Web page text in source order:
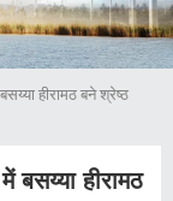
हीरामठ बने श्रेष्ठ
हीरामठ